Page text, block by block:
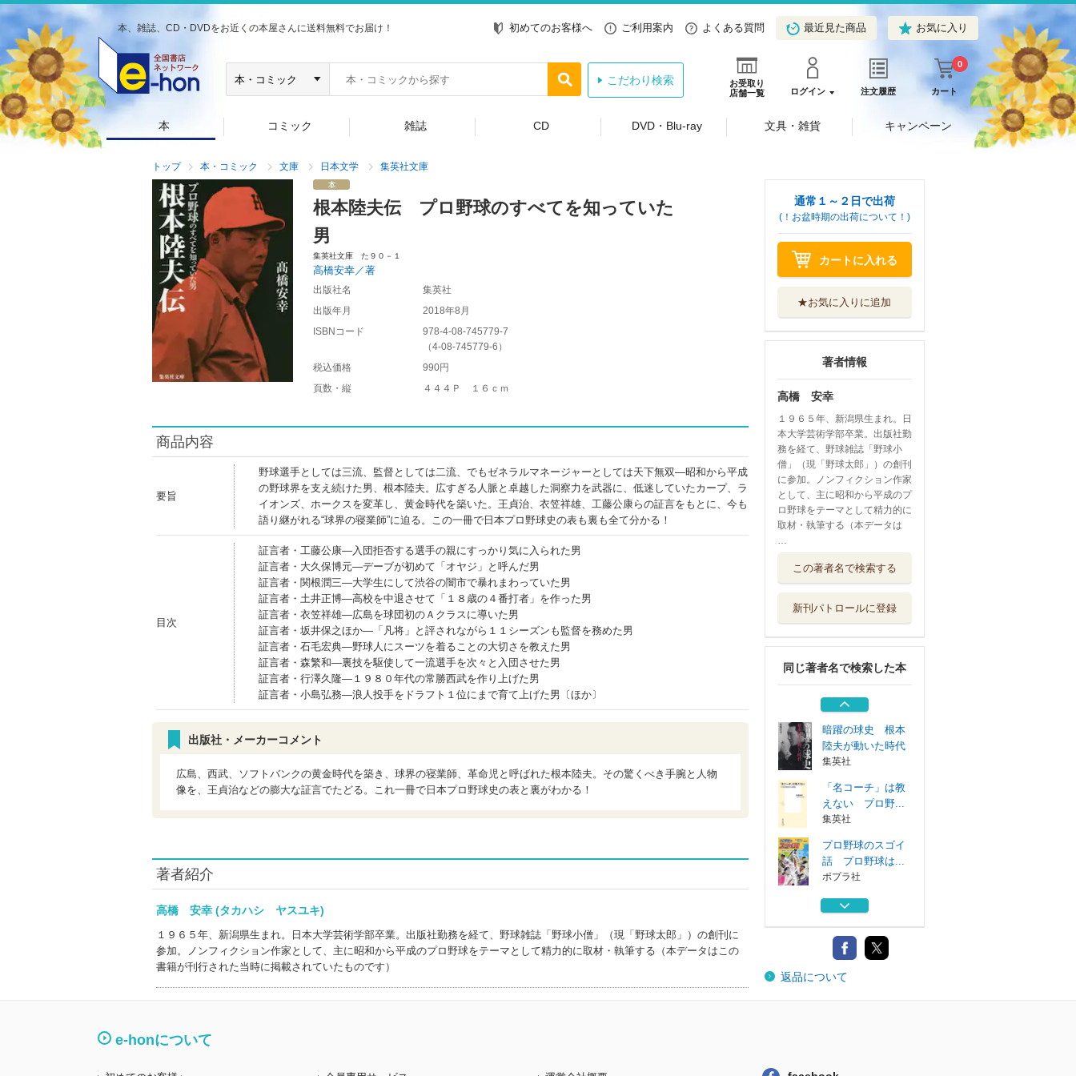
本、雑誌、CD・DVDをお近くの本屋さんに送料無料でお届け！ 初めてのお客様へ ご利用案内 よくある質問 最近見た商品 お気に入り
お受取り
店舗一覧
ログイン 注文履歴 カート
0
こだわり検索
本 コミック 雑誌 CD DVD・Blu-ray 文具・雑貨 キャンペーン
トップ 本・コミック 文庫 日本文学 集英社文庫
根本陸夫伝 プロ野球のすべてを知っていた
男
集英社文庫 た９０－１
高橋安幸／著
出版社名
集英社
出版年月
2018年8月
ISBNコード
978-4-08-745779-7
（4-08-745779-6 ）
税込価格
990円
頁数・縦
４４４Ｐ １６ｃｍ
商品内容
要旨
野球選手としては三流、監督としては二流、でもゼネラルマネージャーとしては天下無双―昭和から平成
の野球界を支え続けた男、根本陸夫。広すぎる人脈と卓越した洞察力を武器に、低迷していたカープ、ラ
イオンズ、ホークスを変革し、黄金時代を築いた。王貞治、衣笠祥雄、工藤公康らの証言をもとに、今も
語り継がれる“球界の寝業師”に迫る。この一冊で日本プロ野球史の表も裏も全て分かる！
目次
証言者・工藤公康―入団拒否する選手の親にすっかり気に入られた男
証言者・大久保博元―デーブが初めて「オヤジ」と呼んだ男
証言者・関根潤三―大学生にして渋谷の闇市で暴れまわっていた男
証言者・土井正博―高校を中退させて「１８歳の４番打者」を作った男
証言者・衣笠祥雄―広島を球団初のＡクラスに導いた男
証言者・坂井保之ほか―「凡将」と評されながら１１シーズンも監督を務めた男
証言者・石毛宏典―野球人にスーツを着ることの大切さを教えた男
証言者・森繁和―裏技を駆使して一流選手を次々と入団させた男
証言者・行澤久隆―１９８０年代の常勝西武を作り上げた男
証言者・小島弘務―浪人投手をドラフト１位にまで育て上げた男〔ほか〕
出版社・メーカーコメント
広島、西武、ソフトバンクの黄金時代を築き、球界の寝業師、革命児と呼ばれた根本陸夫。その驚くべき手腕と人物
像を、王貞治などの膨大な証言でたどる。これ一冊で日本プロ野球史の表と裏がわかる！
著者紹介
高橋 安幸 (タカハシ ヤスユキ)
１９６５年、新潟県生まれ。日本大学芸術学部卒業。出版社勤務を経て、野球雑誌「野球小僧」（現「野球太郎」）の創刊に
参加。ノンフィクション作家として、主に昭和から平成のプロ野球をテーマとして精力的に取材・執筆する（本データはこの
書籍が刊行された当時に掲載されていたものです）
通常１～２日で出荷
(！お盆時期の出荷について！)
カートに入れる
★お気に入りに追加
著者情報
高橋 安幸
１９６５年、新潟県生まれ。日
本大学芸術学部卒業。出版社勤
務を経て、野球雑誌「野球小
僧」（現「野球太郎」）の創刊
に参加。ノンフィクション作家
として、主に昭和から平成のプ
ロ野球をテーマとして精力的に
取材・執筆する（本データは
…
この著者名で検索する
新刊パトロールに登録
同じ著者名で検索した本
えない プロ野...
プロ野球のスゴイ
ポプラ社
プロ野球のスゴイ
話 最強ベスト...
ポプラ社
暗躍の球史 根本
陸夫が動いた時代
集英社
「名コーチ」は教
えない プロ野...
集英社
プロ野球のスゴイ
話 プロ野球は...
ポプラ社
プロ野球のスゴイ
ポプラ社
暗躍の球史 根本
陸夫が動いた時代
返品について
e-honについて